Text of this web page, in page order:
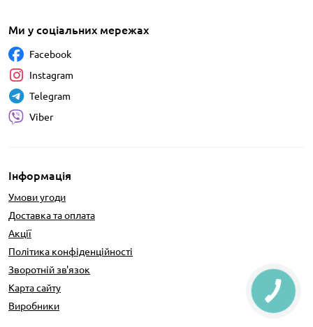
Інформація
Умови угоди
Доставка та оплата
Акції
Політика конфіденційності
Зворотній зв'язок
Карта сайту
Виробники
Ми у соціальних мережах
Facebook
Instagram
Telegram
Viber